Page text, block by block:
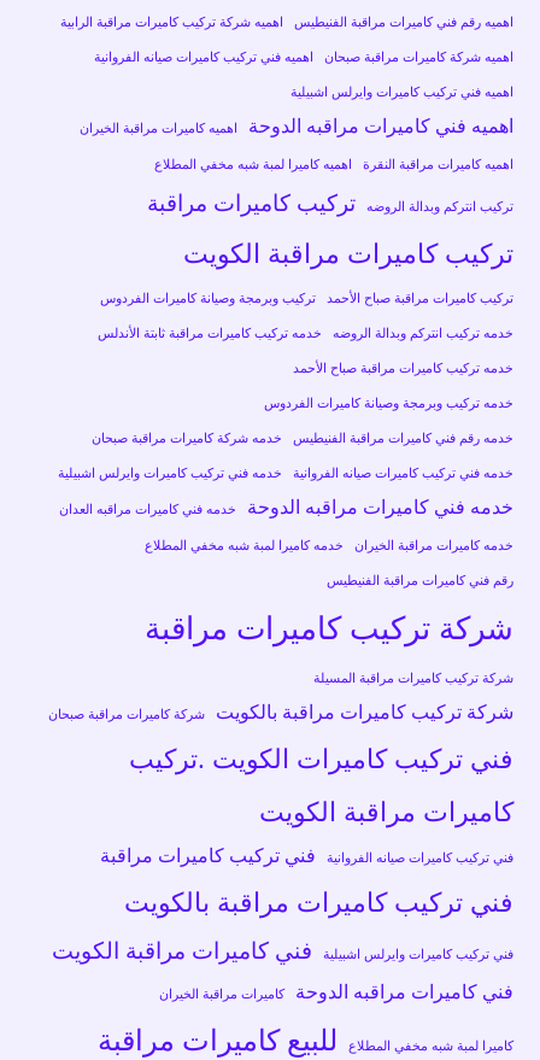
اهميه رقم فني كاميرات مراقبة الفنيطيس اهميه شركة تركيب كاميرات مراقبة الرابية
اهميه شركة كاميرات مراقبة صبحان اهميه فني تركيب كاميرات صيانه الفروانية
اهميه فني تركيب كاميرات وايرلس اشبيلية
اهميه فني كاميرات مراقبه الدوحة اهميه كاميرات مراقبة الخيران
اهميه كاميرات مراقبة النقرة اهميه كاميرا لمبة شبه مخفي المطلاع
تركيب انتركم وبدالة الروضه تركيب كاميرات مراقبة
تركيب كاميرات مراقبة الكويت
تركيب كاميرات مراقبة صباح الأحمد تركيب وبرمجة وصيانة كاميرات الفردوس
خدمه تركيب انتركم وبدالة الروضه خدمه تركيب كاميرات مراقبة ثابتة الأندلس
خدمه تركيب كاميرات مراقبة صباح الأحمد
خدمه تركيب وبرمجة وصيانة كاميرات الفردوس
خدمه رقم فني كاميرات مراقبة الفنيطيس خدمه شركة كاميرات مراقبة صبحان
خدمه فني تركيب كاميرات صيانه الفروانية خدمه فني تركيب كاميرات وايرلس اشبيلية
خدمه فني كاميرات مراقبه الدوحة خدمه فني كاميرات مراقبه العدان
خدمه كاميرات مراقبة الخيران خدمه كاميرا لمبة شبه مخفي المطلاع
رقم فني كاميرات مراقبة الفنيطيس
شركة تركيب كاميرات مراقبة
شركة تركيب كاميرات مراقبة المسيلة
شركة تركيب كاميرات مراقبة بالكويت شركة كاميرات مراقبة صبحان
فني تركيب كاميرات الكويت .تركيب
كاميرات مراقبة الكويت
فني تركيب كاميرات صيانه الفروانية فني تركيب كاميرات مراقبة
فني تركيب كاميرات مراقبة بالكويت
فني تركيب كاميرات وايرلس اشبيلية فني كاميرات مراقبة الكويت
فني كاميرات مراقبه الدوحة كاميرات مراقبة الخيران
كاميرا لمبة شبه مخفي المطلاع للبيع كاميرات مراقبة